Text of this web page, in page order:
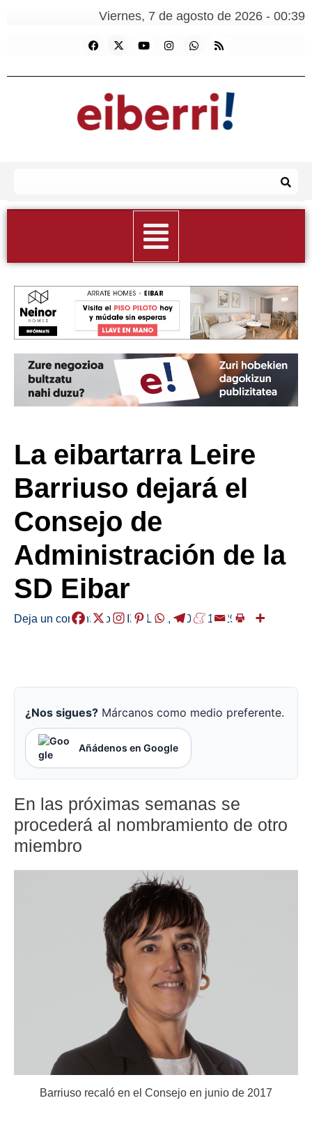
Viernes, 7 de agosto de 2026 - 00:39
La eibartarra Leire
Barriuso dejará el
Consejo de
Administración de la
SD Eibar
Deja un comentario /KIROLAK , /2025-12-29
¿Nos sigues? Márcanos como medio preferente.
Añádenos en Google
En las próximas semanas se
procederá al nombramiento de otro
miembro
Barriuso recaló en el Consejo en junio de 2017